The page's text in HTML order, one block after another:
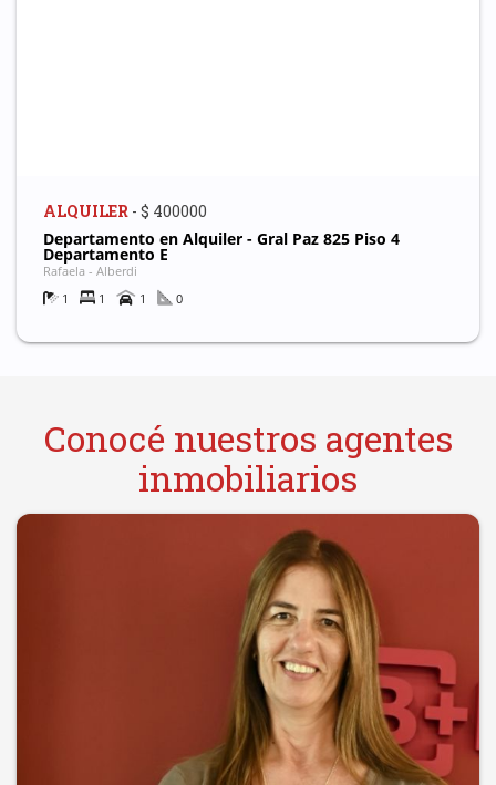
ALQUILER - $ 400000
Departamento en Alquiler - Gral Paz 825 Piso 4
Departamento E
Rafaela - Alberdi
1
1 1 0
Conocé nuestros agentes
inmobiliarios